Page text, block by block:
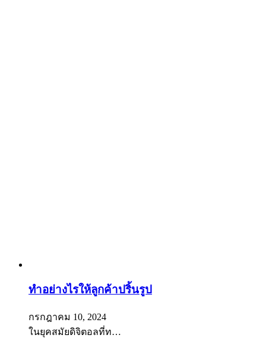
ทำอย่างไรให้ลูกค้าปริ้นรูป
กรกฎาคม 10, 2024
ในยุคสมัยดิจิตอลที่ท…